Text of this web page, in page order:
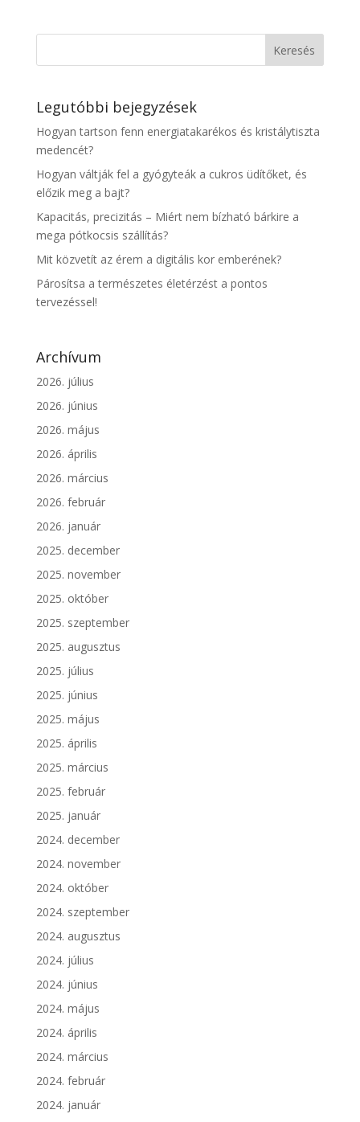
Legutóbbi bejegyzések
Hogyan tartson fenn energiatakarékos és kristálytiszta
medencét?
Hogyan váltják fel a gyógyteák a cukros üdítőket, és
előzik meg a bajt?
Kapacitás, precizitás – Miért nem bízható bárkire a
mega pótkocsis szállítás?
Mit közvetít az érem a digitális kor emberének?
Párosítsa a természetes életérzést a pontos
tervezéssel!
Archívum
2026. július
2026. június
2026. május
2026. április
2026. március
2026. február
2026. január
2025. december
2025. november
2025. október
2025. szeptember
2025. augusztus
2025. július
2025. június
2025. május
2025. április
2025. március
2025. február
2025. január
2024. december
2024. november
2024. október
2024. szeptember
2024. augusztus
2024. július
2024. június
2024. május
2024. április
2024. március
2024. február
2024. január